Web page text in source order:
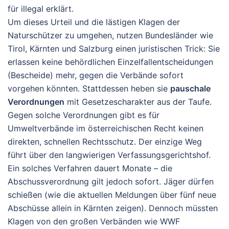
für illegal erklärt.
Um dieses Urteil und die lästigen Klagen der
Naturschützer zu umgehen, nutzen Bundesländer wie
Tirol, Kärnten und Salzburg einen juristischen Trick: Sie
erlassen keine behördlichen Einzelfallentscheidungen
(Bescheide) mehr, gegen die Verbände sofort
vorgehen könnten. Stattdessen heben sie pauschale
Verordnungen mit Gesetzescharakter aus der Taufe.
Gegen solche Verordnungen gibt es für
Umweltverbände im österreichischen Recht keinen
direkten, schnellen Rechtsschutz. Der einzige Weg
führt über den langwierigen Verfassungsgerichtshof.
Ein solches Verfahren dauert Monate – die
Abschussverordnung gilt jedoch sofort. Jäger dürfen
schießen (wie die aktuellen Meldungen über fünf neue
Abschüsse allein in Kärnten zeigen). Dennoch müssten
Klagen von den großen Verbänden wie WWF